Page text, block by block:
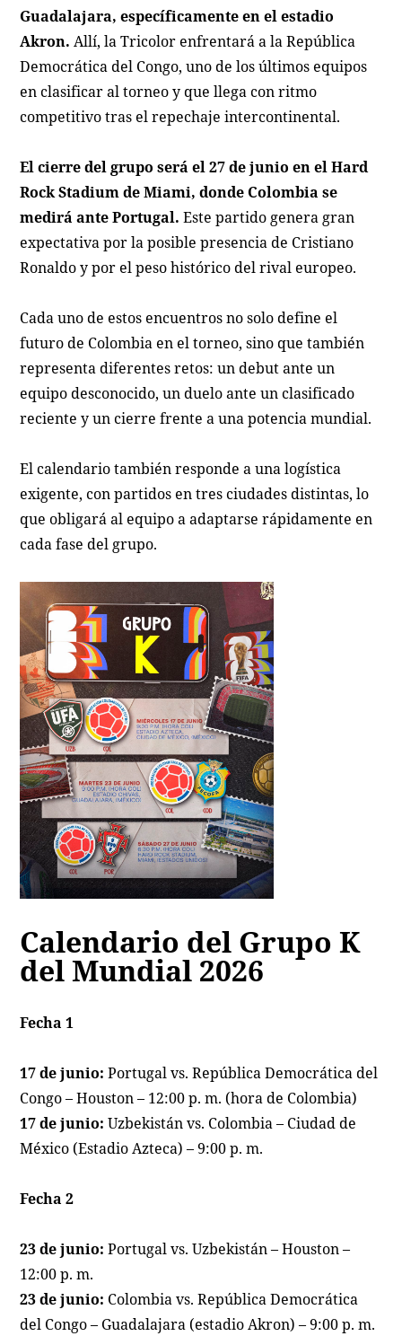
Guadalajara, específicamente en el estadio
Akron. Allí, la Tricolor enfrentará a la República
Democrática del Congo, uno de los últimos equipos
en clasificar al torneo y que llega con ritmo
competitivo tras el repechaje intercontinental.
El cierre del grupo será el 27 de junio en el Hard
Rock Stadium de Miami, donde Colombia se
medirá ante Portugal.Este partido genera gran
expectativa por la posible presencia de Cristiano
Ronaldo y por el peso histórico del rival europeo.
Cada uno de estos encuentros no solo define el
futuro de Colombia en el torneo, sino que también
representa diferentes retos: un debut ante un
equipo desconocido, un duelo ante un clasificado
reciente y un cierre frente a una potencia mundial.
El calendario también responde a una logística
exigente, con partidos en tres ciudades distintas, lo
que obligará al equipo a adaptarse rápidamente en
cada fase del grupo.
Calendario del Grupo K
del Mundial 2026
Fecha 1
17 de junio: Portugal vs. República Democrática del
Congo – Houston – 12:00 p. m. (hora de Colombia)
17 de junio: Uzbekistán vs. Colombia – Ciudad de
México (Estadio Azteca) – 9:00 p. m.
Fecha 2
23 de junio: Portugal vs. Uzbekistán – Houston –
12:00 p. m.
23 de junio: Colombia vs. República Democrática
del Congo – Guadalajara (estadio Akron) – 9:00 p. m.